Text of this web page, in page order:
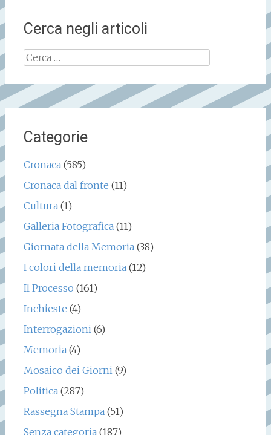
Cerca negli articoli
Ricerca
Categorie
Cronaca(585)
Cronaca dal fronte (11)
Cultura(1)
Galleria Fotografica(11)
Giornata della Memoria(38)
I colori della memoria(12)
Il Processo (161)
Inchieste (4)
Interrogazioni(6)
Memoria(4)
Mosaico dei Giorni(9)
Politica(287)
Rassegna Stampa(51)
Senza categoria (187)